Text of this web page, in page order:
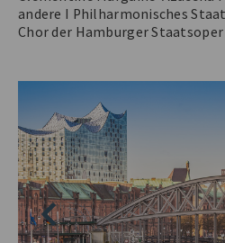
andere I Philharmonisches
Chor der Hamburger Staatsoper